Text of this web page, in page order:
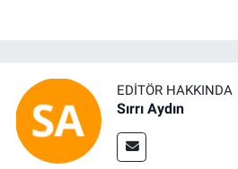
EDITÖR HAKKINDA
Sırrı Aydın